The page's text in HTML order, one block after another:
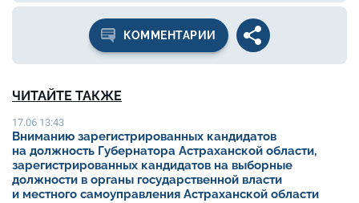
КОММЕНТАРИИ
ЧИТАЙТЕ ТАКЖЕ
17.06 13:43
Вниманию зарегистрированных кандидатов
на должность Губернатора Астраханской области,
зарегистрированных кандидатов на выборные
должности в органы государственной власти
и местного самоуправления Астраханской области